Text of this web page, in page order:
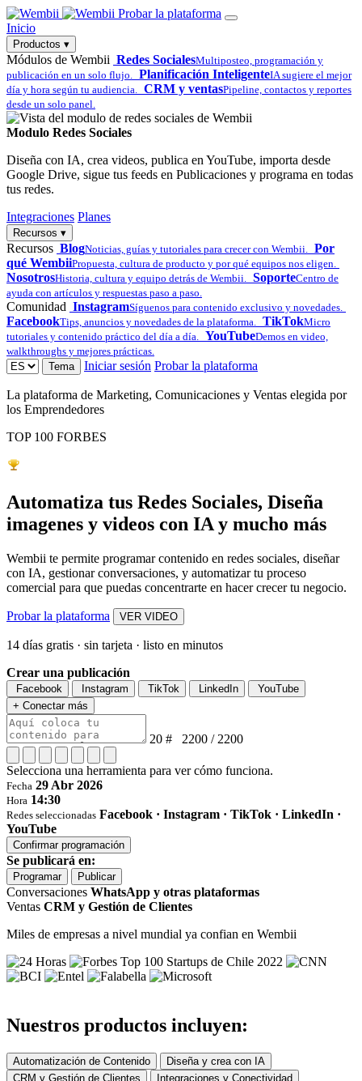
Probar la plataforma
Inicio
Productos ▾
Módulos de Wembii Redes SocialesMultiposteo, programación y
publicación en un solo flujo. Planificación InteligenteIA sugiere el mejor
día y hora según tu audiencia. CRM y ventasPipeline, contactos y reportes
desde un solo panel.
Modulo Redes Sociales
Diseña con IA, crea videos, publica en YouTube, importa desde
Google Drive, sigue tus feeds en Publicaciones y programa en todas
tus redes.
Integraciones Planes
Recursos ▾
Recursos BlogNoticias, guías y tutoriales para crecer con Wembii. Por
qué WembiiPropuesta, cultura de producto y por qué equipos nos eligen.
NosotrosHistoria, cultura y equipo detrás de Wembii. SoporteCentro de
ayuda con artículos y respuestas paso a paso.
Comunidad InstagramSíguenos para contenido exclusivo y novedades.
FacebookTips, anuncios y novedades de la plataforma. TikTokMicro
tutoriales y contenido práctico del día a día. YouTubeDemos en video,
walkthroughs y mejores prácticas.
Tema
Iniciar sesión Probar la plataforma
La plataforma de Marketing, Comunicaciones y Ventas elegida por
los Emprendedores
TOP 100 FORBES
Automatiza tus Redes Sociales, Diseña
imagenes y videos con IA y mucho más
Wembii te permite programar contenido en redes sociales, diseñar
con IA, gestionar conversaciones, y automatizar tu proceso
comercial para que puedas concentrarte en hacer crecer tu negocio.
Probar la plataforma VER VIDEO
14 días gratis · sin tarjeta · listo en minutos
Crear una publicación
Facebook Instagram TikTok LinkedIn
YouTube
+ Conectar más
20 # 2200 / 2200
Selecciona una herramienta para ver cómo funciona.
Fecha 29 Abr 2026
Hora 14:30
Redes seleccionadas Facebook · Instagram · TikTok · LinkedIn ·
YouTube
Confirmar programación
Se publicará en:
Programar Publicar
Conversaciones WhatsApp y otras plataformas
Ventas CRM y Gestión de Clientes
Miles de empresas a nivel mundial ya confian en Wembii
Nuestros productos incluyen:
Automatización de Contenido
Diseña y crea con IA
CRM y Gestión de Clientes
Integraciones y Conectividad